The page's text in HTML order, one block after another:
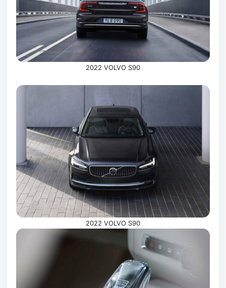
2022 VOLVO S90
2022 VOLVO S90